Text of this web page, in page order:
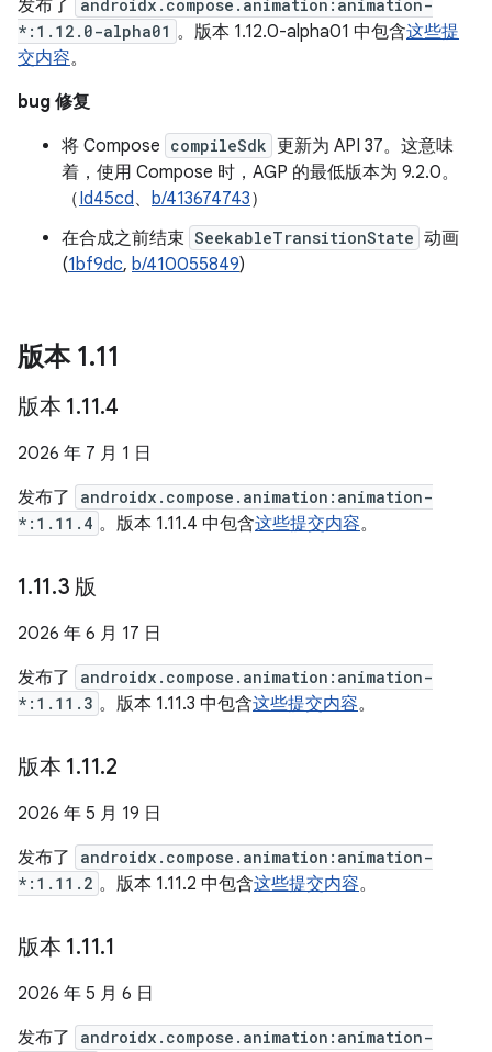
发布了
androidx.compose.animation:animation-
*:1.12.0-alpha01 。版本 1.12.0-alpha01 中包含这些提
交内容。
bug 修复
将 Compose compileSdk 更新为 API 37。这意味
着，使用 Compose 时，AGP 的最低版本为 9.2.0。
（Id45cd、 b/413674743）
在合成之前结束 SeekableTransitionState 动画
(1bf9dc, b/410055849)
版本 1.11
版本 1.11.4
2026 年 7 月 1 日
发布了
androidx.compose.animation:animation-
*:1.11.4 。版本 1.11.4 中包含这些提交内容。
1.11.3 版
2026 年 6 月 17 日
发布了
androidx.compose.animation:animation-
*:1.11.3 。版本 1.11.3 中包含这些提交内容。
版本 1.11.2
2026 年 5 月 19 日
发布了
androidx.compose.animation:animation-
*:1.11.2 。版本 1.11.2 中包含这些提交内容。
版本 1.11.1
2026 年 5 月 6 日
发布了
androidx.compose.animation:animation-